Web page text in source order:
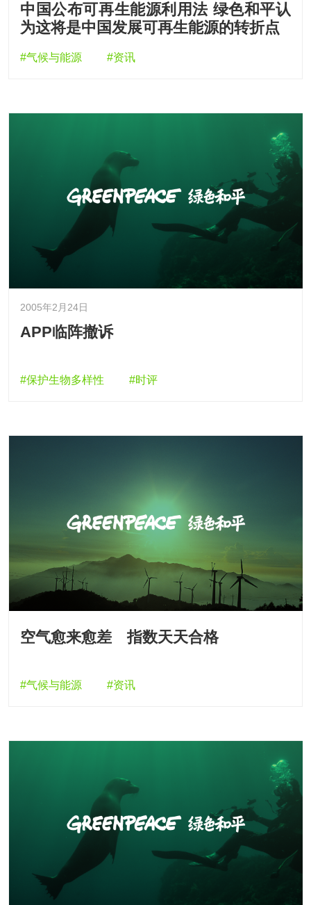
中国公布可再生能源利用法 绿色和平认
为这将是中国发展可再生能源的转折点
#气候与能源 #资讯
2005年2月24日
APP临阵撤诉
#保护生物多样性 #时评
空气愈来愈差 指数天天合格
#气候与能源 #资讯